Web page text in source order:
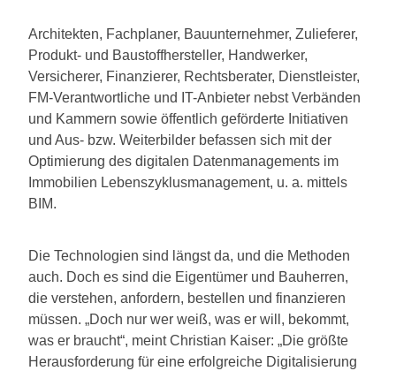
Architekten, Fachplaner, Bauunternehmer, Zulieferer,
Produkt- und Baustoffhersteller, Handwerker,
Versicherer, Finanzierer, Rechtsberater, Dienstleister,
FM-Verantwortliche und IT-Anbieter nebst Verbänden
und Kammern sowie öffentlich geförderte Initiativen
und Aus- bzw. Weiterbilder befassen sich mit der
Optimierung des digitalen Datenmanagements im
Immobilien Lebenszyklusmanagement, u. a. mittels
BIM.
Die Technologien sind längst da, und die Methoden
auch. Doch es sind die Eigentümer und Bauherren,
die verstehen, anfordern, bestellen und finanzieren
müssen. „Doch nur wer weiß, was er will, bekommt,
was er braucht“, meint Christian Kaiser: „Die größte
Herausforderung für eine erfolgreiche Digitalisierung